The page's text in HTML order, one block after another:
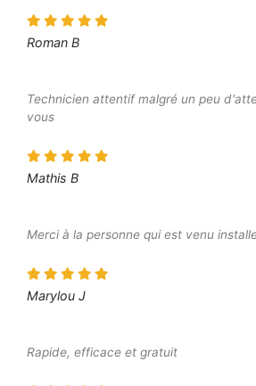
Roman B
Technicien attentif malgré un peu
vous
Mathis B
Merci à la personne qui est venu
Marylou J
Rapide, efficace et gratuit